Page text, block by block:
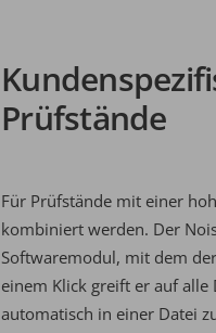
Prüfstände
Für Prüfstände mit einer
kombiniert werden. Der
Softwaremodul, mit dem
einem Klick greift er auf alle
automatisch in einer Datei